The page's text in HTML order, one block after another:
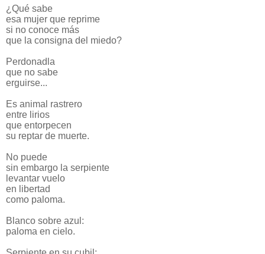
¿Qué sabe
esa mujer que reprime
si no conoce más
que la consigna del miedo?
Perdonadla
que no sabe
erguirse...
Es animal rastrero
entre lirios
que entorpecen
su reptar de muerte.
No puede
sin embargo la serpiente
levantar vuelo
en libertad
como paloma.
Blanco sobre azul:
paloma en cielo.